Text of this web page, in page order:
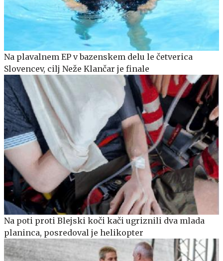
Na plavalnem EP v bazenskem delu le četverica
Slovencev, cilj Neže Klančar je finale
Na poti proti Blejski koči kači ugriznili dva mlada
planinca, posredoval je helikopter